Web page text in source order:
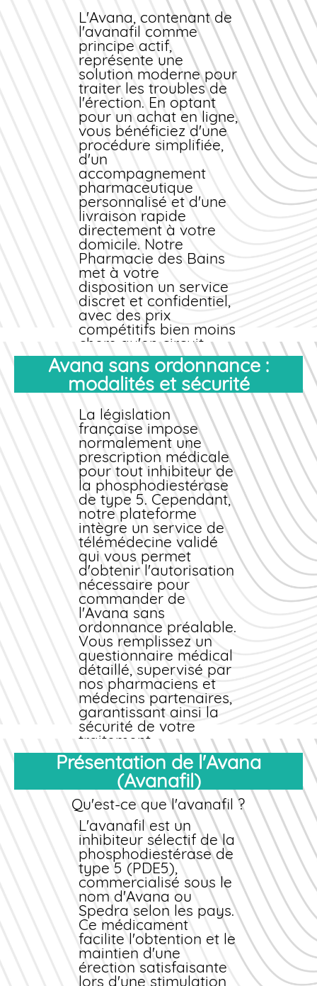
L'Avana, contenant de
l'avanafil comme
principe actif,
représente une
solution moderne pour
traiter les troubles de
l'érection. En optant
pour un achat en ligne,
vous bénéficiez d'une
procédure simplifiée,
d'un
accompagnement
pharmaceutique
personnalisé et d'une
livraison rapide
directement à votre
domicile. Notre
Pharmacie des Bains
met à votre
disposition un service
discret et confidentiel,
avec des prix
compétitifs bien moins
chers qu'en circuit
traditionnel.
Nous proposons
plusieurs dosages
d'avanafil (50 mg, 100
mg, 200 mg) adaptés
à chaque profil
patient. Grâce à notre
stock permanent et
notre logistique
optimisée, votre
commande est
expédiée sous 24
heures et vous
parvient sous 2 à 4
jours ouvrés partout
enFrance. Vous
économisez sur le tarif
unitaire tout en
profitant d'un
médicament de
qualité
pharmaceutique
certifiée.
Avana sans ordonnance :
modalités et sécurité
La législation
française impose
normalement une
prescription médicale
pour tout inhibiteur de
la phosphodiestérase
de type 5. Cependant,
notre plateforme
intègre un service de
télémédecine validé
qui vous permet
d'obtenir l'autorisation
nécessaire pour
commander de
l'Avana sans
ordonnance préalable.
Vous remplissez un
questionnaire médical
détaillé, supervisé par
nos pharmaciens et
médecins partenaires,
garantissant ainsi la
sécurité de votre
traitement.
Ce processus respecte
intégralement les
normes sanitaires en
vigueur en France et
assure une traçabilité
complète de votre
dossier médical. Vous
recevez également
une notice complète,
des conseils
d'utilisation
personnalisés et un
suivi post-achat pour
toute question
éventuelle.
Présentation de l'Avana
(Avanafil)
Qu'est-ce que l'avanafil ?
L'avanafil est un
inhibiteur sélectif de la
phosphodiestérase de
type 5 (PDE5),
commercialisé sous le
nom d'Avana ou
Spedra selon les pays.
Ce médicament
facilite l'obtention et le
maintien d'une
érection satisfaisante
lors d'une stimulation